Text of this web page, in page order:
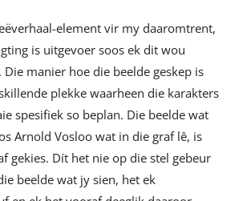
element vir my daaromtrent,
is uitgevoer soos ek dit wou
Die manier hoe die beelde geskep is
plekke waarheen die karakters
spesifiek so beplan. Die beelde wat
Arnold Vosloo wat in die graf lê, is
gekies. Dít het nie op die stel gebeur
beelde wat jy sien, het ek